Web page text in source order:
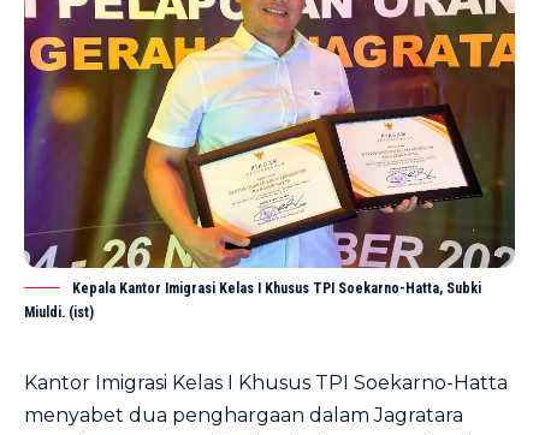
Kepala Kantor Imigrasi Kelas I Khusus TPI Soekarno-Hatta, Subki
Miuldi. (ist)
Kantor Imigrasi Kelas I Khusus TPI Soekarno-Hatta
menyabet dua penghargaan dalam Jagratara